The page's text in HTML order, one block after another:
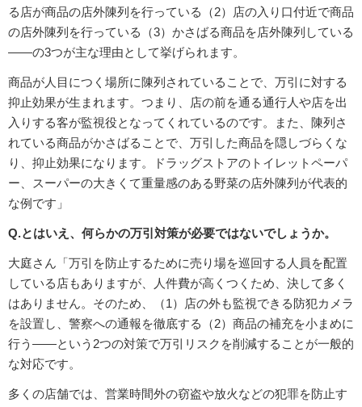
る店が商品の店外陳列を行っている（2）店の入り口付近で商品
の店外陳列を行っている（3）かさばる商品を店外陳列している
――の3つが主な理由として挙げられます。
商品が人目につく場所に陳列されていることで、万引に対する
抑止効果が生まれます。つまり、店の前を通る通行人や店を出
入りする客が監視役となってくれているのです。また、陳列さ
れている商品がかさばることで、万引した商品を隠しづらくな
り、抑止効果になります。ドラッグストアのトイレットペーパ
ー、スーパーの大きくて重量感のある野菜の店外陳列が代表的
な例です」
Q.とはいえ、何らかの万引対策が必要ではないでしょうか。
大庭さん「万引を防止するために売り場を巡回する人員を配置
している店もありますが、人件費が高くつくため、決して多く
はありません。そのため、（1）店の外も監視できる防犯カメラ
を設置し、警察への通報を徹底する（2）商品の補充を小まめに
行う――という2つの対策で万引リスクを削減することが一般的
な対応です。
多くの店舗では、営業時間外の窃盗や放火などの犯罪を防止す